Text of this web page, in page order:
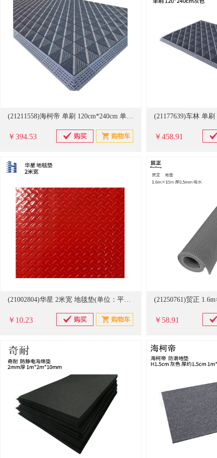
(21211558)海柯帝 单刷 120cm*240cm 单刷地垫 灰色(单位：个)
￥394.53 ￥458.91
(21002804)华星 2米宽 地毯垫(单位：平方米)
￥10.23 ￥58.91